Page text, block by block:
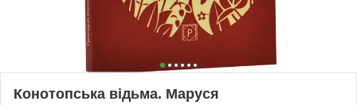
Конотопська відьма. Маруся